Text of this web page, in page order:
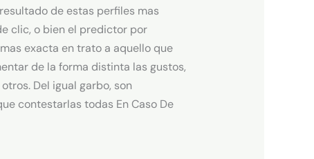
de estas perfiles mas
clic, o bien el predictor por
exacta en trato a aquello que
de la forma distinta las gustos,
Del igual garbo, son
contestarlas todas En Caso De